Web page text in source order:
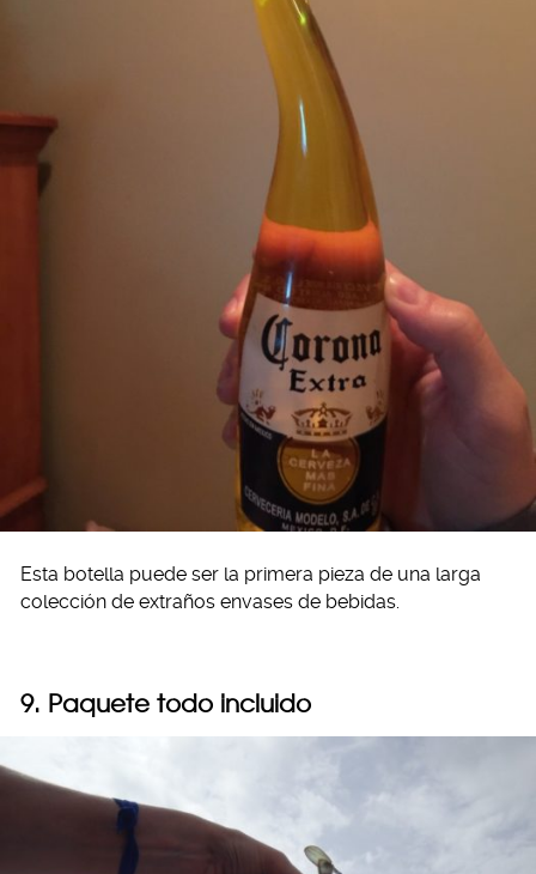
Esta botella puede ser la primera pieza de una larga
colección de extraños envases de bebidas.
9. Paquete todo incluido